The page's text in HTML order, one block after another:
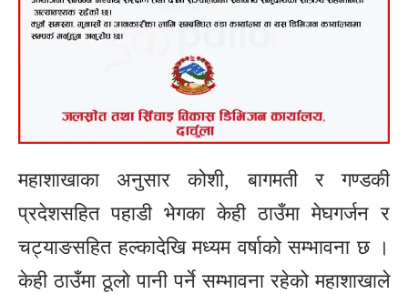
महाशाखाका अनुसार कोशी, बागमती र गण्डकी
प्रदेशसहित पहाडी भेगका केही ठाउँमा मेघगर्जन र
चट्याङसहित हल्कादेखि मध्यम वर्षाको सम्भावना छ ।
केही ठाउँमा ठूलो पानी पर्ने सम्भावना रहेको महाशाखाले